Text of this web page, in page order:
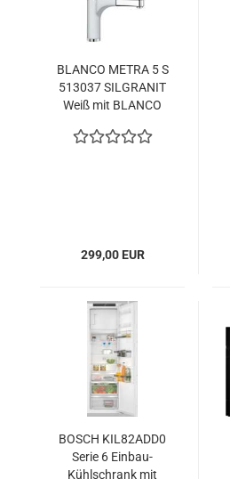
BLANCO METRA 5 S
513037 SILGRANIT
Weiß mit BLANCO
Küchenarmatur
299,00 EUR
BOSCH KIL82ADD0
Serie 6 Einbau-
Kühlschrank mit